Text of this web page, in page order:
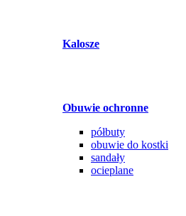
Kalosze
Obuwie ochronne
półbuty
obuwie do kostki
sandały
ocieplane